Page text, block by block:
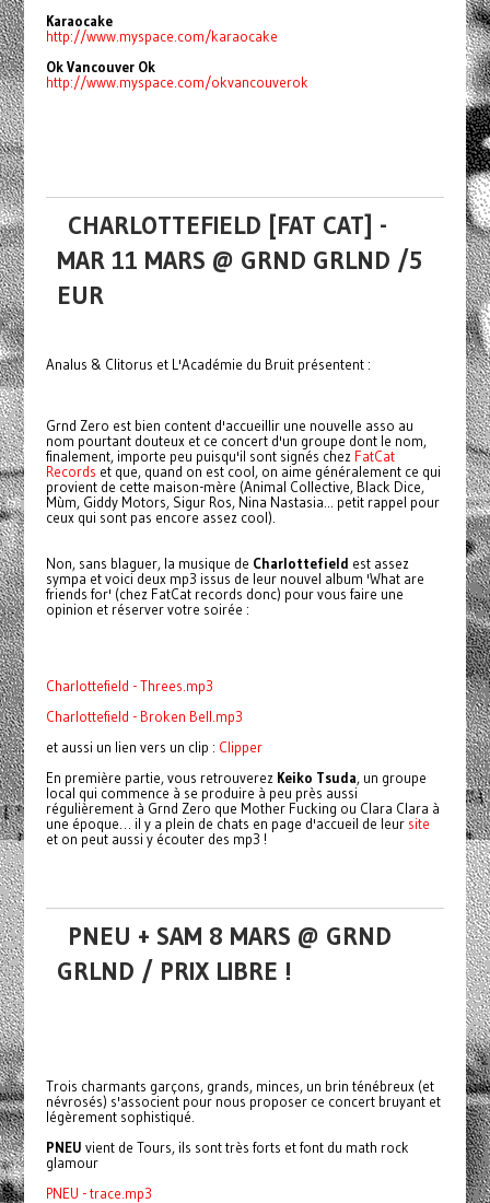
Karaocake
http://www.myspace.com/karaocake
Ok Vancouver Ok
http://www.myspace.com/okvancouverok
CHARLOTTEFIELD [FAT CAT] -
MAR 11 MARS @ GRND GRLND /5
EUR
Analus & Clitorus et L'Académie du Bruit présentent :
Grnd Zero est bien content d'accueillir une nouvelle asso au
nom pourtant douteux et ce concert d'un groupe dont le nom,
finalement, importe peu puisqu'il sont signés chez FatCat
Records et que, quand on est cool, on aime généralement ce qui
provient de cette maison-mère (Animal Collective, Black Dice,
Mùm, Giddy Motors, Sigur Ros, Nina Nastasia... petit rappel pour
ceux qui sont pas encore assez cool).
Non, sans blaguer, la musique de Charlottefield est assez
sympa et voici deux mp3 issus de leur nouvel album 'What are
friends for' (chez FatCat records donc) pour vous faire une
opinion et réserver votre soirée :
Charlottefield - Threes.mp3
Charlottefield - Broken Bell.mp3
et aussi un lien vers un clip : Clipper
En première partie, vous retrouverez Keiko Tsuda, un groupe
local qui commence à se produire à peu près aussi
régulièrement à Grnd Zero que Mother Fucking ou Clara Clara à
une époque… il y a plein de chats en page d'accueil de leur site
et on peut aussi y écouter des mp3 !
PNEU + SAM 8 MARS @ GRND
GRLND / PRIX LIBRE !
Trois charmants garçons, grands, minces, un brin ténébreux (et
névrosés) s'associent pour nous proposer ce concert bruyant et
légèrement sophistiqué.
PNEU vient de Tours, ils sont très forts et font du math rock
glamour
PNEU - trace.mp3